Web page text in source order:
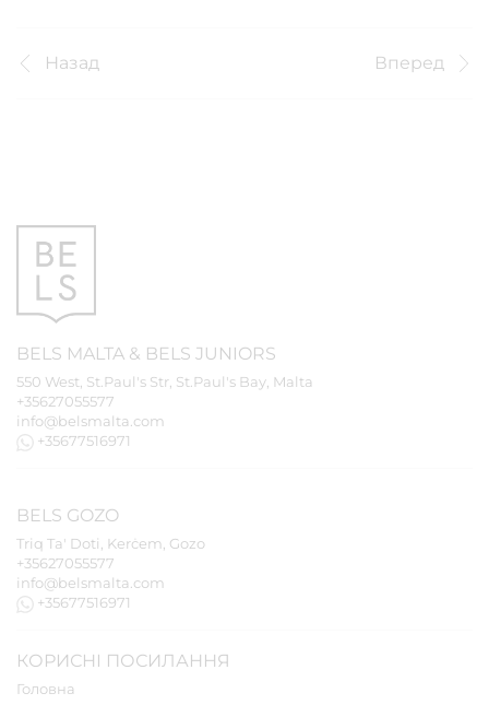
Назад Вперед
BELS MALTA & BELS JUNIORS
550 West, St.Paul's Str, St.Paul's Bay, Malta
+35627055577
info@belsmalta.com
+35677516971
BELS GOZO
Triq Ta' Doti, Kerċem, Gozo
+35627055577
info@belsmalta.com
+35677516971
КОРИСНІ ПОСИЛАННЯ
Головна